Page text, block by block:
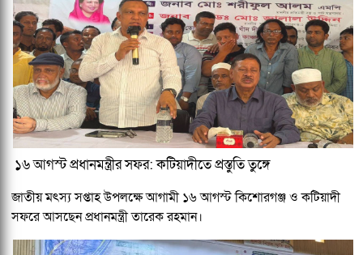
১৬ আগস্ট প্রধানমন্ত্রীর সফর: কটিয়াদীতে প্রস্তুতি তুঙ্গে
জাতীয় মৎস্য সপ্তাহ উপলক্ষে আগামী ১৬ আগস্ট কিশোরগঞ্জ ও কটিয়াদী
সফরে আসছেন প্রধানমন্ত্রী তারেক রহমান।